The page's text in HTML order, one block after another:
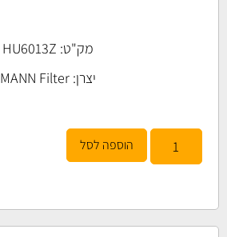
מק"ט: HU6013Z
יצרן: MANN Filter
הוספה לסל